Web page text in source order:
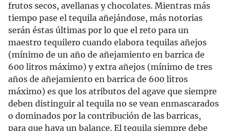
frutos secos, avellanas y chocolates. Mientras más
tiempo pase el tequila añejándose, más notorias
serán éstas últimas por lo que el reto para un
maestro tequilero cuando elabora tequilas añejos
(mínimo de un año de añejamiento en barrica de
600 litros máximo) y extra añejos (mínimo de tres
años de añejamiento en barrica de 600 litros
máximo) es que los atributos del agave que siempre
deben distinguir al tequila no se vean enmascarados
o dominados por la contribución de las barricas,
para que haya un balance. El tequila siempre debe